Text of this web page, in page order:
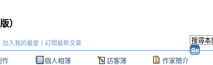
）
作 個人相簿 訪客簿 作家簡介
加入我的最愛 訂閱最新文章